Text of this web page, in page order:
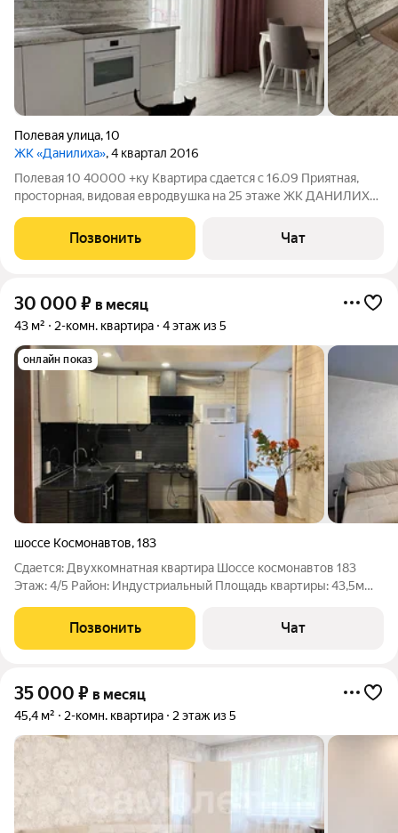
Полевая улица,10
ЖК «Данилиха», 4 квартал 2016
Полевая 10 40000 +ку Квартира сдается с 16.09 Приятная,
просторная, видовая евродвушка на 25 этаже ЖК ДАНИЛИХА
посудомоечной машиной, духовым шкафом, варочной плитой
индукционной, чайник,
Позвонить Чат
30 000 ₽ в месяц
43 м² 2-комн. квартира 4 этаж из 5
онлайн показ
шоссе Космонавтов,183
Сдается: Двухкомнатная квартира Шоссе космонавтов 183
Этаж: 4/5 Район: Индустриальный Площадь квартиры: 43,5м
двухкомнатная квартира на длительный срок. Порядочным и
платежеспособным людям. Есть
Позвонить Чат
35 000 ₽ в месяц
45,4 м² 2-комн. квартира 2 этаж из 5